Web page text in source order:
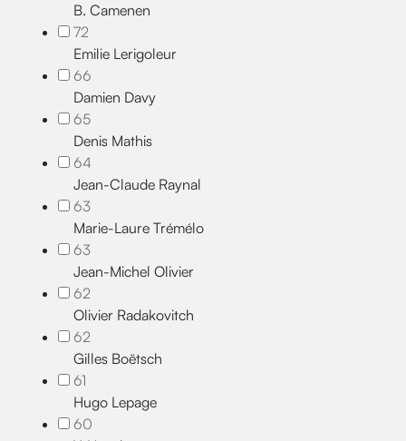
B. Camenen
72
Emilie Lerigoleur
66
Damien Davy
65
Denis Mathis
64
Jean-Claude Raynal
63
Marie-Laure Trémélo
63
Jean-Michel Olivier
62
Olivier Radakovitch
62
Gilles Boëtsch
61
Hugo Lepage
60